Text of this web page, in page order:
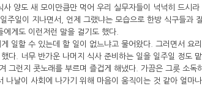
양도 새 모이만큼만 먹어 우리 실무자들이 넉넉히 드시라
주일이 지나면서, 언제 그랬냐는 모습으로 한방 식구들과
게도 이런저런 말을 걸기도 했다.
일할 수 있는데 할 일이 없느냐고 물어왔다. 그러면서 요리
다. 너무 반가운 나머지 식사 준비하는 일을 일주일 정도
그런지 콧노래를 부르며 즐겁게 해냈다. 가끔은 그릇 소독
날이 사회에 나가기 위해 마음이 움직이는 것 같아 얼마